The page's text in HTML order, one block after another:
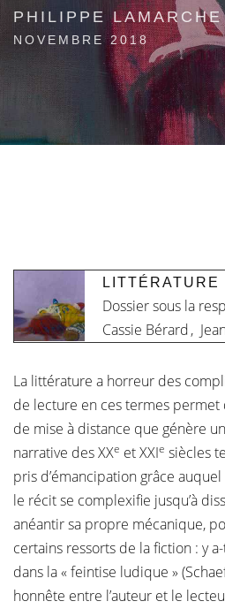
PHILIPPE LAMARCHE
NOVEMBRE 2018
LITTÉRATURE
Dossier sous la
Cassie Bérard ,
La littérature a horreur des
de lecture en ces termes permet
de mise à distance que génère
narrative des XXe et XXIe siècles
pris d’émancipation grâce
le récit se complexifie jusqu’à
anéantir sa propre mécanique,
certains ressorts de la fiction : y
dans la « feintise ludique »
honnête entre l’auteur et le